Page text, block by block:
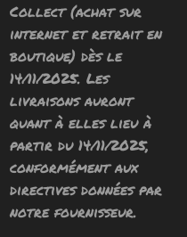
Collect (achat sur
internet et retrait en
boutique) dès le
14/11/2025. Les
livraisons auront
quant à elles lieu à
partir du 14/11/2025,
conformément aux
directives données par
notre fournisseur.